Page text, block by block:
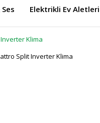
Elektrikli Ev Aletleri
Klima